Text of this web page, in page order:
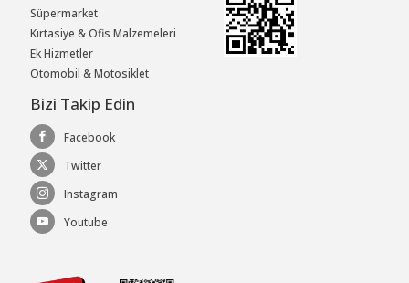
Süpermarket
Kırtasiye & Ofis Malzemeleri
Ek Hizmetler
Otomobil & Motosiklet
Bizi Takip Edin
Facebook
Twitter
Instagram
Youtube